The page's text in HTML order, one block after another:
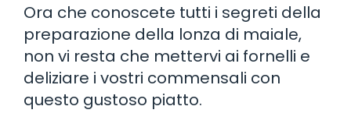
Ora che conoscete tutti i segreti della
preparazione della lonza di maiale,
non vi resta che mettervi ai fornelli e
deliziare i vostri commensali con
questo gustoso piatto.